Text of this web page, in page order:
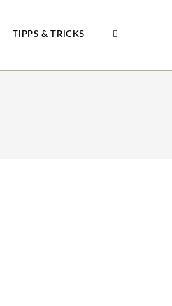
TIPPS & TRICKS WEBSITE-